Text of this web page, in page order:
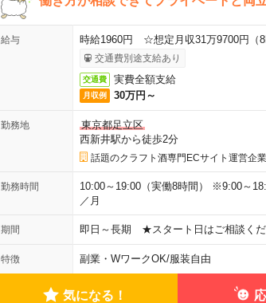
給与 時給1960円 ☆想定月収31万9700円（
交通費別途支給あり
交通費 実費全額支給
月収例 30万円～
勤務地
東京都足立区
西新井駅から徒歩2分
話題のクラフト酒専門ECサイト運営企業
勤務時間
10:00～19:00（実働8時間） ※9:00～
／月
期間 即日～長期 ★スタート日はご相談くだ
特徴 副業・WワークOK/服装自由
気になる！